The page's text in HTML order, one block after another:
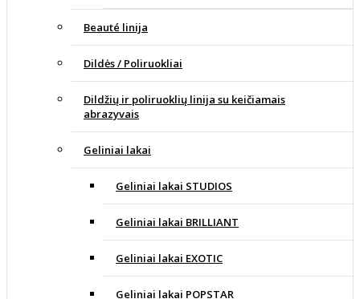
Beauté linija
Dildės / Poliruokliai
Dildžių ir poliruoklių linija su keičiamais
abrazyvais
Geliniai lakai
Geliniai lakai STUDIOS
Geliniai lakai BRILLIANT
Geliniai lakai EXOTIC
Geliniai lakai POPSTAR